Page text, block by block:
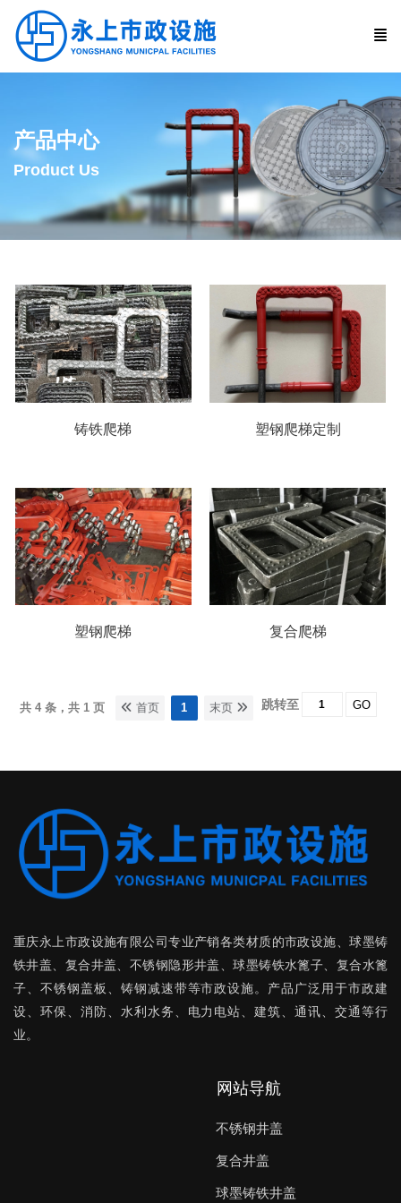
产品中心
Product Us
铸铁爬梯 塑钢爬梯定制
塑钢爬梯 复合爬梯
共 4 条，共 1 页 首页 1 末页 跳转至 GO
重庆永上市政设施有限公司专业产销各类材质的市政设施、球墨铸
铁井盖、复合井盖、不锈钢隐形井盖、球墨铸铁水篦子、复合水篦
子、不锈钢盖板、铸钢减速带等市政设施。产品广泛用于市政建
设、环保、消防、水利水务、电力电站、建筑、通讯、交通等行
业。
网站导航
不锈钢井盖
复合井盖
球墨铸铁井盖